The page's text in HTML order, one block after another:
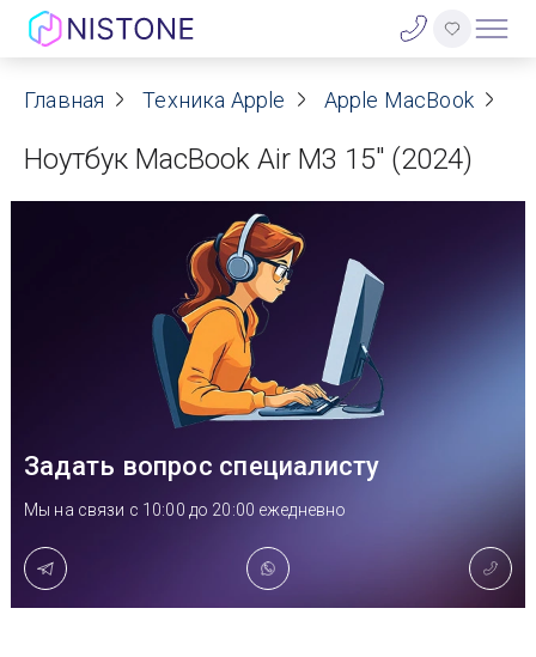
Акции
О нас
Договор оферты
Реквизиты
Контакты
Гарантия
Главная Техника Apple Apple MacBook
Ноутбук MacBook Air M3 15" (2024)
Задать вопрос специалисту
Мы на связи с 10:00 до 20:00 ежедневно